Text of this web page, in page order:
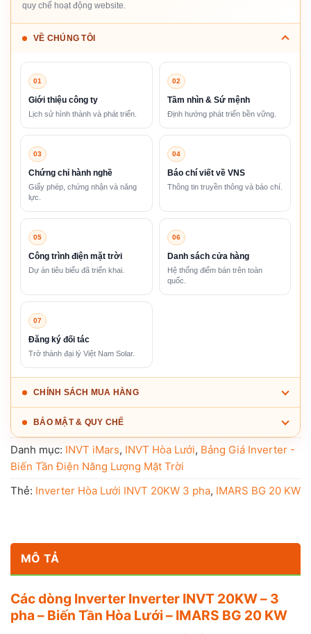
quy chế hoạt động website.
VỀ CHÚNG TÔI
01
Giới thiệu công ty
Lịch sử hình thành và phát triển.
02
Tầm nhìn & Sứ mệnh
Định hướng phát triển bền vững.
03
Chứng chỉ hành nghề
Giấy phép, chứng nhận và năng
lực.
04
Báo chí viết về VNS
Thông tin truyền thông và báo chí.
05
Công trình điện mặt trời
Dự án tiêu biểu đã triển khai.
06
Danh sách cửa hàng
Hệ thống điểm bán trên toàn
quốc.
07
Đăng ký đối tác
Trở thành đại lý Việt Nam Solar.
CHÍNH SÁCH MUA HÀNG
BẢO MẬT & QUY CHẾ
Danh mục: INVT iMars, INVT Hòa Lưới, Bảng Giá Inverter -
Biến Tần Điện Năng Lượng Mặt Trời
Thẻ: Inverter Hòa Lưới INVT 20KW 3 pha, IMARS BG 20 KW
MÔ TẢ
Các dòng Inverter Inverter INVT 20KW – 3
pha – Biến Tần Hòa Lưới – IMARS BG 20 KW